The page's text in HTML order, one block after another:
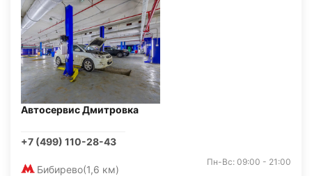
Автосервис Дмитровка
+7 (499) 110-28-43
Бибирево(1,6 км)
Пн-Вс: 09:00 - 21:00